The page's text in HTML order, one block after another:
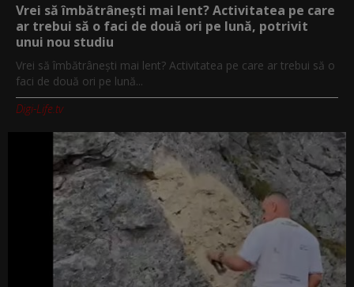
Vrei să îmbătrânești mai lent? Activitatea pe care
ar trebui să o faci de două ori pe lună, potrivit
unui nou studiu
Vrei să îmbătrânești mai lent? Activitatea pe care ar trebui să o
faci de două ori pe lună...
Digi-Life.tv